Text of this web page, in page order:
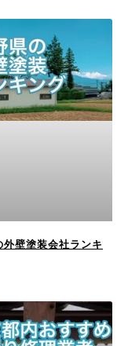
外壁塗装会社ランキ